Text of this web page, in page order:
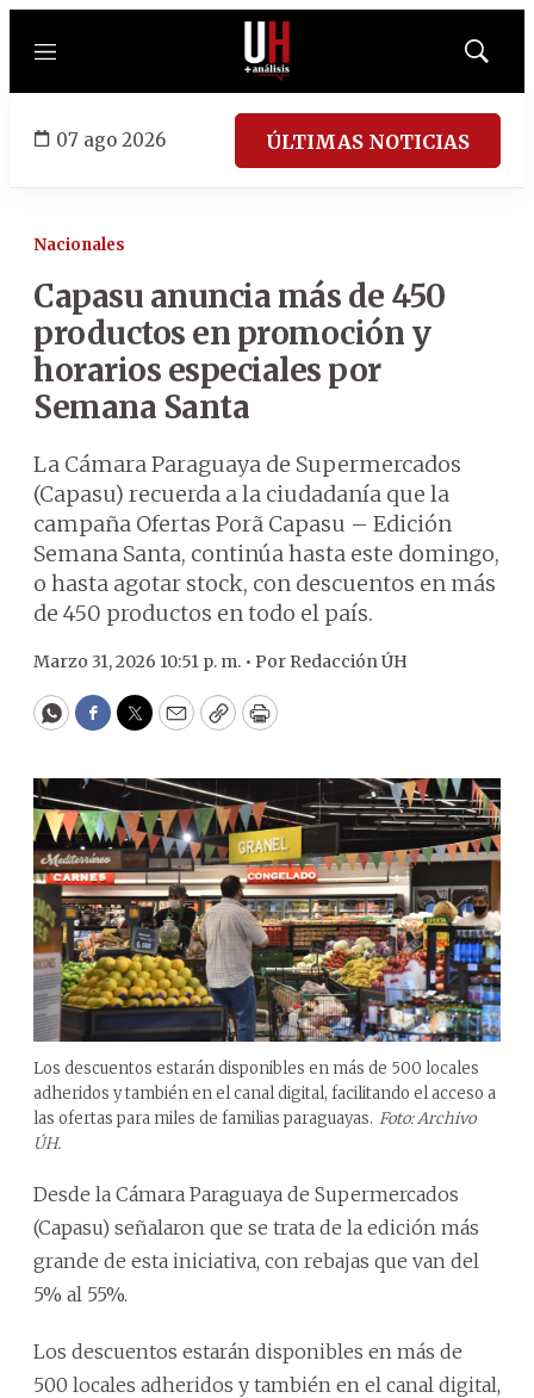
Menú
Mostrar
07 ago 2026 ÚLTIMAS NOTICIAS
Nacionales
Capasu anuncia más de 450
productos en promoción y
horarios especiales por
Semana Santa
La Cámara Paraguaya de Supermercados
(Capasu) recuerda a la ciudadanía que la
campaña Ofertas Porã Capasu – Edición
Semana Santa, continúa hasta este domingo,
o hasta agotar stock, con descuentos en más
de 450 productos en todo el país.
Marzo 31, 2026 10:51 p. m. • Por Redacción ÚH
WhatsApp
Facebook
Twitter
EmailCopyPrint
Los descuentos estarán disponibles en más de 500 locales
adheridos y también en el canal digital, facilitando el acceso a
las ofertas para miles de familias paraguayas. Foto: Archivo
ÚH.
Desde la Cámara Paraguaya de Supermercados
(Capasu) señalaron que se trata de la edición más
grande de esta iniciativa, con rebajas que van del
5% al 55%.
Los descuentos estarán disponibles en más de
500 locales adheridos y también en el canal digital,